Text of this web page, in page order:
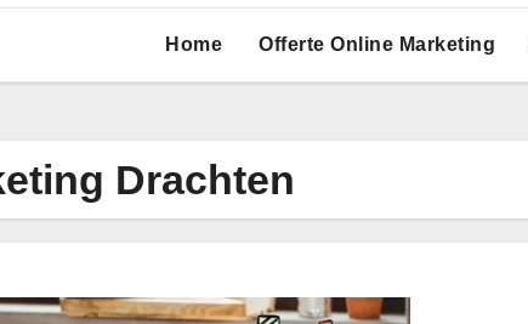
Home Offerte Online Marketing
Drachten